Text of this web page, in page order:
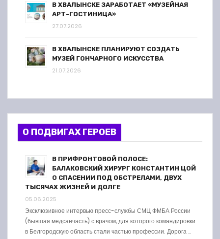
В ХВАЛЫНСКЕ ЗАРАБОТАЕТ «МУЗЕЙНАЯ
АРТ-ГОСТИНИЦА»
27.07.2026
В ХВАЛЫНСКЕ ПЛАНИРУЮТ СОЗДАТЬ
МУЗЕЙ ГОНЧАРНОГО ИСКУССТВА
21.07.2026
О ПОДВИГАХ ГЕРОЕВ
В ПРИФРОНТОВОЙ ПОЛОСЕ:
БАЛАКОВСКИЙ ХИРУРГ КОНСТАНТИН ЦОЙ
О СПАСЕНИИ ПОД ОБСТРЕЛАМИ, ДВУХ
ТЫСЯЧАХ ЖИЗНЕЙ И ДОЛГЕ
05.06.2025
Эксклюзивное интервью пресс-службы СМЦ ФМБА России
(бывшая медсанчасть) с врачом, для которого командировки
в Белгородскую область стали частью профессии. Дорога …